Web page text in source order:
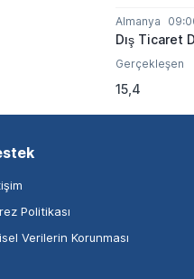
Almanya
Dış Ticaret
Gerçekleşen
15,4
Politikası
Verilerin Korunması